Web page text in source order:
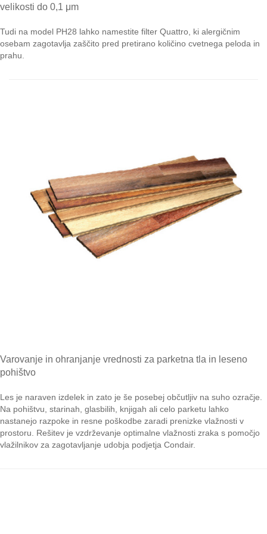
velikosti do 0,1 μm
Tudi na model PH28 lahko namestite filter Quattro, ki alergičnim
osebam zagotavlja zaščito pred pretirano količino cvetnega peloda in
prahu.
Varovanje in ohranjanje vrednosti za parketna tla in leseno
pohištvo
Les je naraven izdelek in zato je še posebej občutljiv na suho ozračje.
Na pohištvu, starinah, glasbilih, knjigah ali celo parketu lahko
nastanejo razpoke in resne poškodbe zaradi prenizke vlažnosti v
prostoru. Rešitev je vzdrževanje optimalne vlažnosti zraka s pomočjo
vlažilnikov za zagotavljanje udobja podjetja Condair.